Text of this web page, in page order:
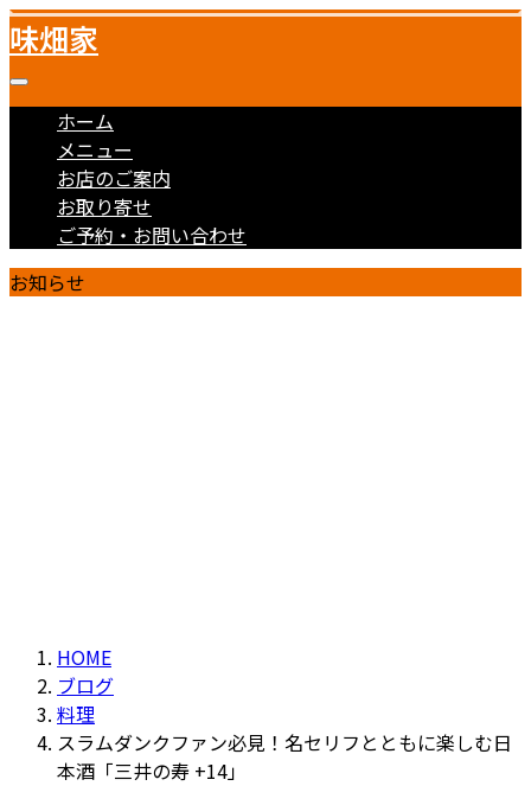
味畑家
ホーム
メニュー
お店のご案内
お取り寄せ
ご予約・お問い合わせ
お知らせ
HOME
ブログ
料理
スラムダンクファン必見！名セリフとともに楽しむ日
本酒「三井の寿 +14」